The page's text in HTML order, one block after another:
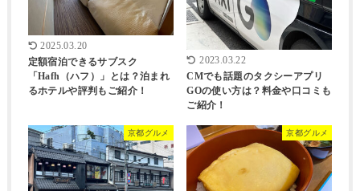
2025.03.20
定額宿泊できるサブスク
「Hafh（ハフ）」とは？泊まれ
るホテルや評判もご紹介！
2023.03.22
CMでも話題のタクシーアプリ
GOの使い方は？料金や口コミも
ご紹介！
京都グルメ 京都グルメ